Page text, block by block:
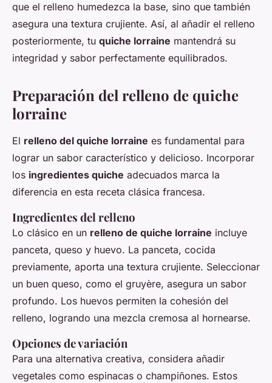
que el relleno humedezca la base, sino que también
asegura una textura crujiente. Así, al añadir el relleno
posteriormente, tu quiche lorraine mantendrá su
integridad y sabor perfectamente equilibrados.
Preparación del relleno de quiche
lorraine
El relleno del quiche lorraine es fundamental para
lograr un sabor característico y delicioso. Incorporar
los ingredientes quiche adecuados marca la
diferencia en esta receta clásica francesa.
Ingredientes del relleno
Lo clásico en un relleno de quiche lorraine incluye
panceta, queso y huevo. La panceta, cocida
previamente, aporta una textura crujiente. Seleccionar
un buen queso, como el gruyère, asegura un sabor
profundo. Los huevos permiten la cohesión del
relleno, logrando una mezcla cremosa al hornearse.
Opciones de variación
Para una alternativa creativa, considera añadir
vegetales como espinacas o champiñones. Estos